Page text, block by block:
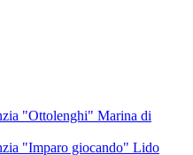
"Ottolenghi" Marina di
"Imparo giocando" Lido